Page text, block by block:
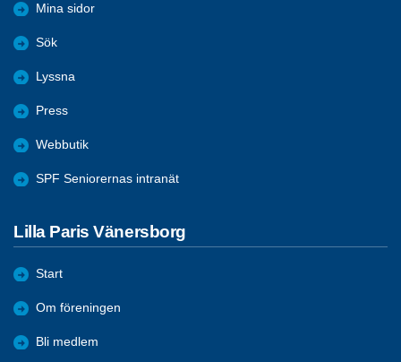
Mina sidor
Sök
Lyssna
Press
Webbutik
SPF Seniorernas intranät
Lilla Paris Vänersborg
Start
Om föreningen
Bli medlem